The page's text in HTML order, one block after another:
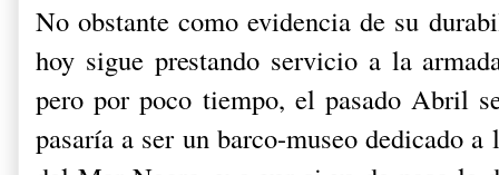
No obstante como evidencia de su
hoy sigue prestando servicio a la
pero por poco tiempo, el pasado Abril
pasaría a ser un barco-museo dedicado